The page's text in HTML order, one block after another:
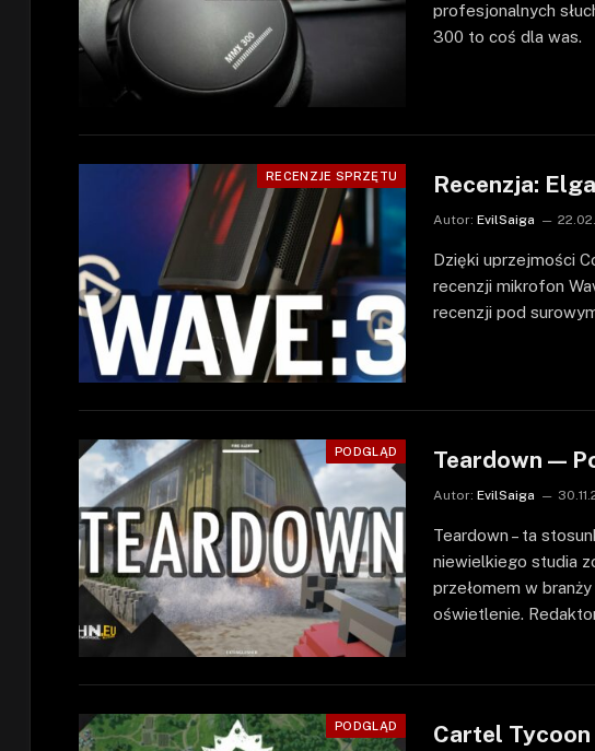
profesjonalnych
300 to coś dla was.
RECENZJE SPRZĘTU Recenzja:
Autor: EvilSaiga
Dzięki uprzejmości
recenzji mikrofon
recenzji pod
PODGLĄD Teardown —
Autor: EvilSaiga
Teardown – ta
niewielkiego studia
przełomem w
oświetlenie.
PODGLĄD Cartel